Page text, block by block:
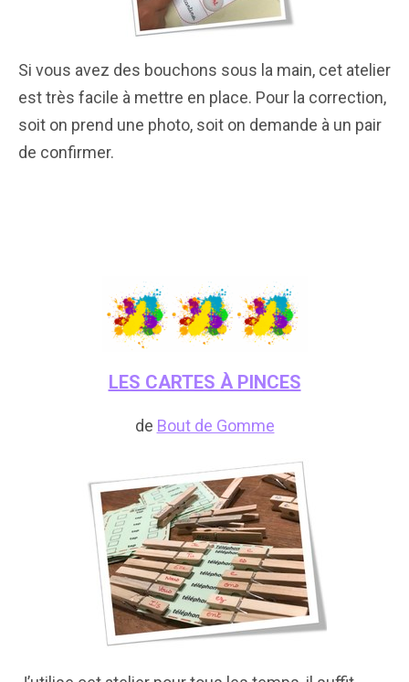
Si vous avez des bouchons sous la main, cet atelier
est très facile à mettre en place. Pour la correction,
soit on prend une photo, soit on demande à un pair
de confirmer.
LES CARTES À PINCES
de Bout de Gomme